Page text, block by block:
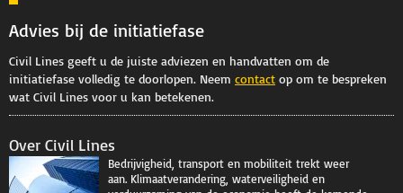
Advies bij de initiatiefase
Civil Lines geeft u de juiste adviezen en handvatten om de
initiatiefase volledig te doorlopen. Neem contact op om te bespreken
wat Civil Lines voor u kan betekenen.
Over Civil Lines
Bedrijvigheid, transport en mobiliteit trekt weer
aan. Klimaatverandering, waterveiligheid en